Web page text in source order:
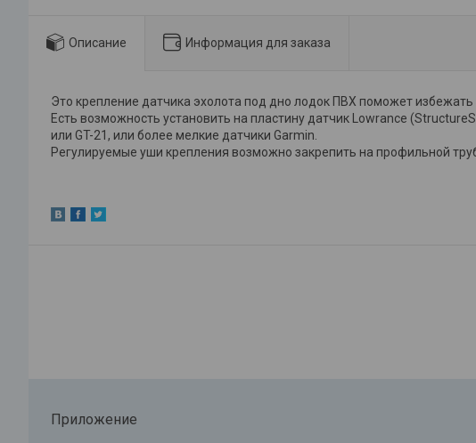
Описание Информация для заказа
Это крепление датчика эхолота под дно лодок ПВХ поможет избежать
Есть возможность установить на пластину датчик Lowrance
или GT-21, или более мелкие датчики Garmin.
Регулируемые уши крепления возможно закрепить на профильной
Приложение